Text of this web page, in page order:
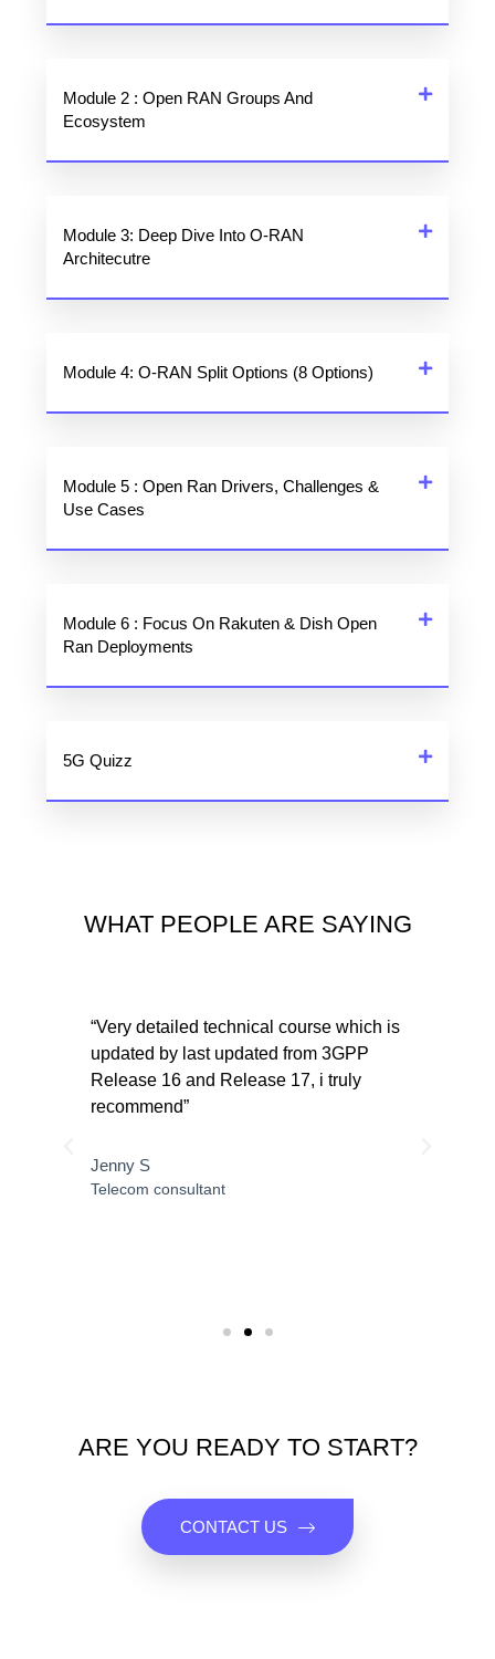
Module 2 : Open RAN Groups And
Ecosystem
Module 3: Deep Dive Into O-RAN
Architecutre
Module 4: O-RAN Split Options (8 Options)
Module 5 : Open Ran Drivers, Challenges &
Use Cases
Module 6 : Focus On Rakuten & Dish Open
Ran Deployments
5G Quizz
WHAT PEOPLE ARE SAYING
“Very detailed technical course which is
updated by last updated from 3GPP
Release 16 and Release 17, i truly
recommend”
Jenny S
Telecom consultant
ARE YOU READY TO START?
CONTACT US